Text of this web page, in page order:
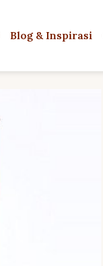
Blog & Inspirasi